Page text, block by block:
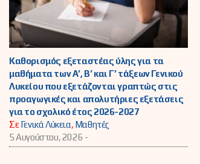
Καθορισμός εξεταστέας ύλης για τα
μαθήματα των Α’, Β’ και Γ’ τάξεων Γενικού
Λυκείου που εξετάζονται γραπτώς στις
προαγωγικές και απολυτήριες εξετάσεις
για το σχολικό έτος 2026-2027
ΣεΓενικά Λύκεια, Μαθητές
5 Αυγούστου, 2026 -